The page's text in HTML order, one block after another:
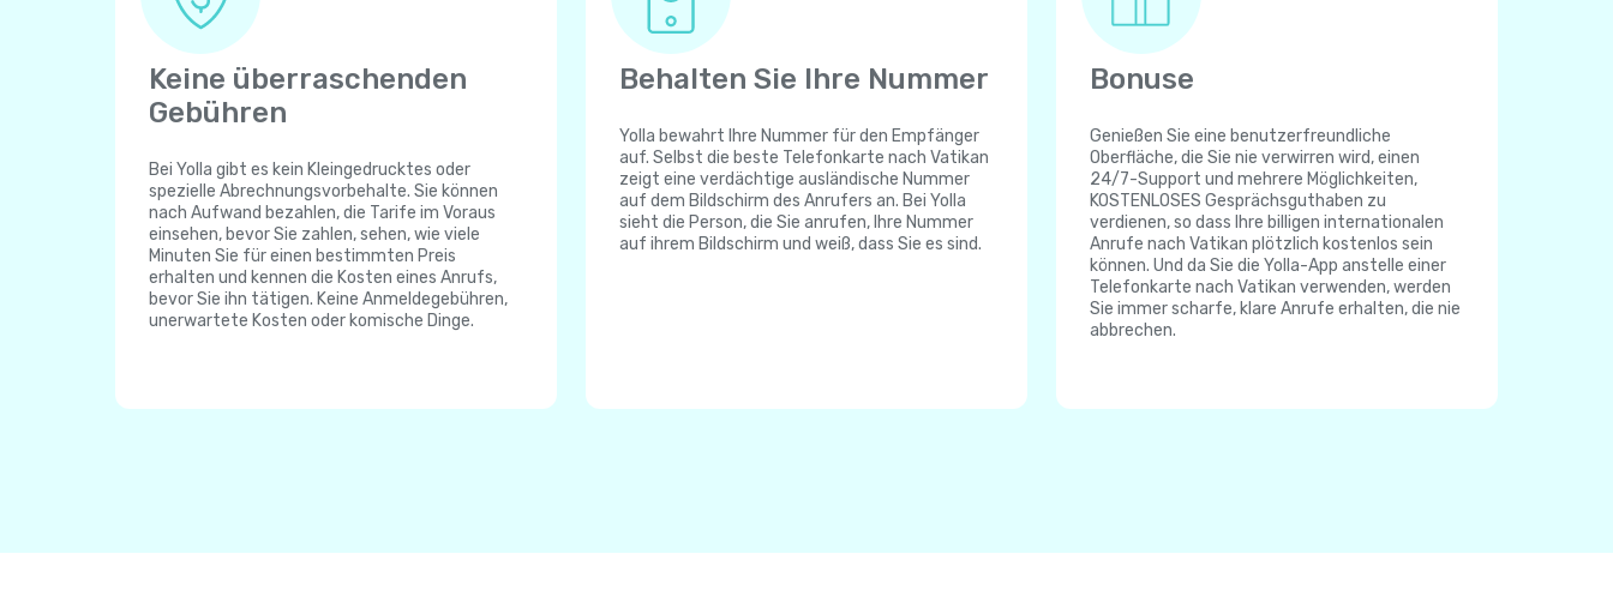
Keine überraschenden
Gebühren
Bei Yolla gibt es kein Kleingedrucktes oder
spezielle Abrechnungsvorbehalte. Sie können
nach Aufwand bezahlen, die Tarife im Voraus
einsehen, bevor Sie zahlen, sehen, wie viele
Minuten Sie für einen bestimmten Preis
erhalten und kennen die Kosten eines Anrufs,
bevor Sie ihn tätigen. Keine Anmeldegebühren,
unerwartete Kosten oder komische Dinge.
Behalten Sie Ihre Nummer
Yolla bewahrt Ihre Nummer für den Empfänger
auf. Selbst die beste Telefonkarte nach Vatikan
zeigt eine verdächtige ausländische Nummer
auf dem Bildschirm des Anrufers an. Bei Yolla
sieht die Person, die Sie anrufen, Ihre Nummer
auf ihrem Bildschirm und weiß, dass Sie es sind.
Bonuse
Genießen Sie eine benutzerfreundliche
Oberfläche, die Sie nie verwirren wird, einen
24/7-Support und mehrere Möglichkeiten,
KOSTENLOSES Gesprächsguthaben zu
verdienen, so dass Ihre billigen internationalen
Anrufe nach Vatikan plötzlich kostenlos sein
können. Und da Sie die Yolla-App anstelle einer
Telefonkarte nach Vatikan verwenden, werden
Sie immer scharfe, klare Anrufe erhalten, die nie
abbrechen.